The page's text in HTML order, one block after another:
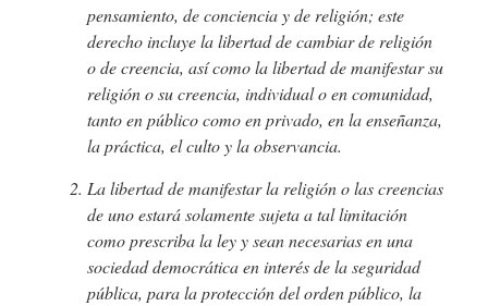
pensamiento, de conciencia y de religión; este
derecho incluye la libertad de cambiar de religión
o de creencia, así como la libertad de manifestar su
religión o su creencia, individual o en comunidad,
tanto en público como en privado, en la enseñanza,
la práctica, el culto y la observancia.
La libertad de manifestar la religión o las creencias
de uno estará solamente sujeta a tal limitación
como prescriba la ley y sean necesarias en una
sociedad democrática en interés de la seguridad
pública, para la protección del orden público, la